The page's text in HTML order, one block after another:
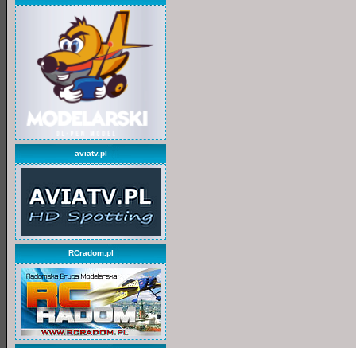
aviatv.pl
RCradom.pl